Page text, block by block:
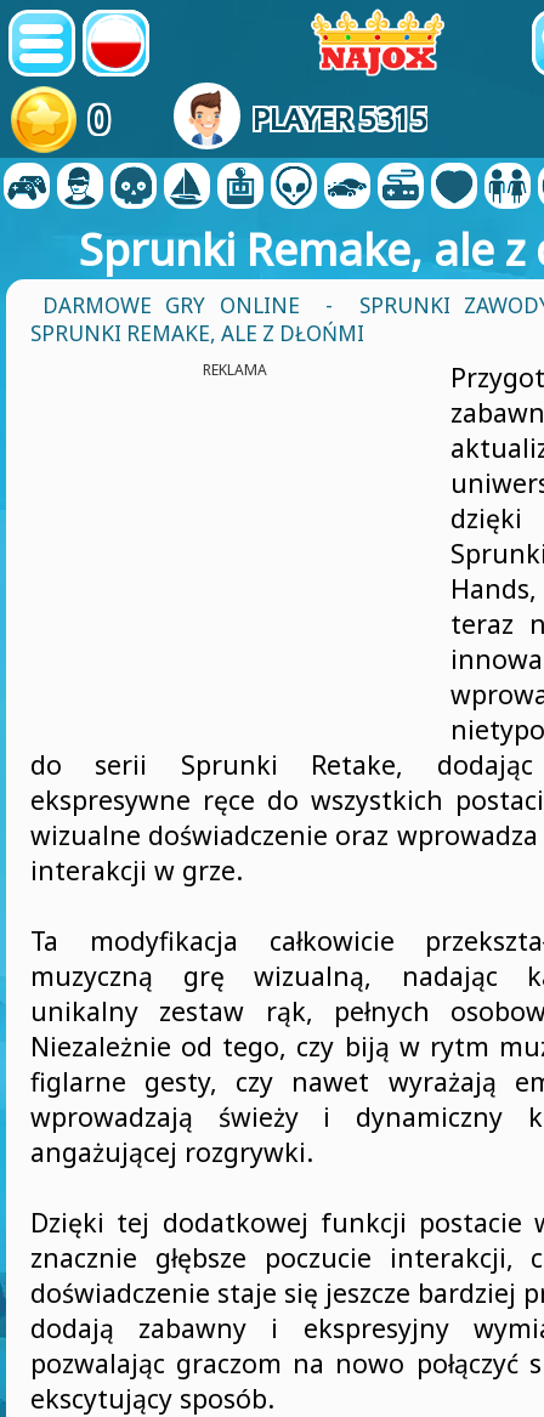
0 PLAYER 5315
Sprunki Remake, ale z
DARMOWE GRY ONLINE -
SPRUNKI
SPRUNKI REMAKE, ALE Z DŁOŃMI
REKLAMA
teraz
do serii Sprunki Retake, dodając
ekspresywne ręce do wszystkich
wizualne doświadczenie oraz
interakcji w grze.
Ta modyfikacja całkowicie
muzyczną grę wizualną, nadając
unikalny zestaw rąk, pełnych
Niezależnie od tego, czy biją w rytm
figlarne gesty, czy nawet wyrażają
wprowadzają świeży i dynamiczny
angażującej rozgrywki.
Dzięki tej dodatkowej funkcji postacie
znacznie głębsze poczucie interakcji,
doświadczenie staje się jeszcze bardziej
dodają zabawny i ekspresyjny
pozwalając graczom na nowo połączyć
ekscytujący sposób.